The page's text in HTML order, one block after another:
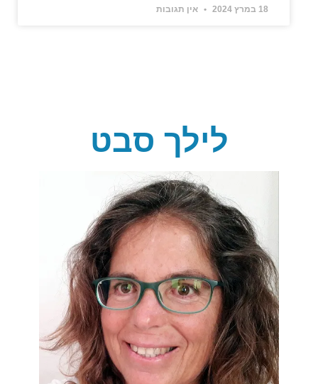
18 במרץ 2024 אין תגובות
לילך סבט